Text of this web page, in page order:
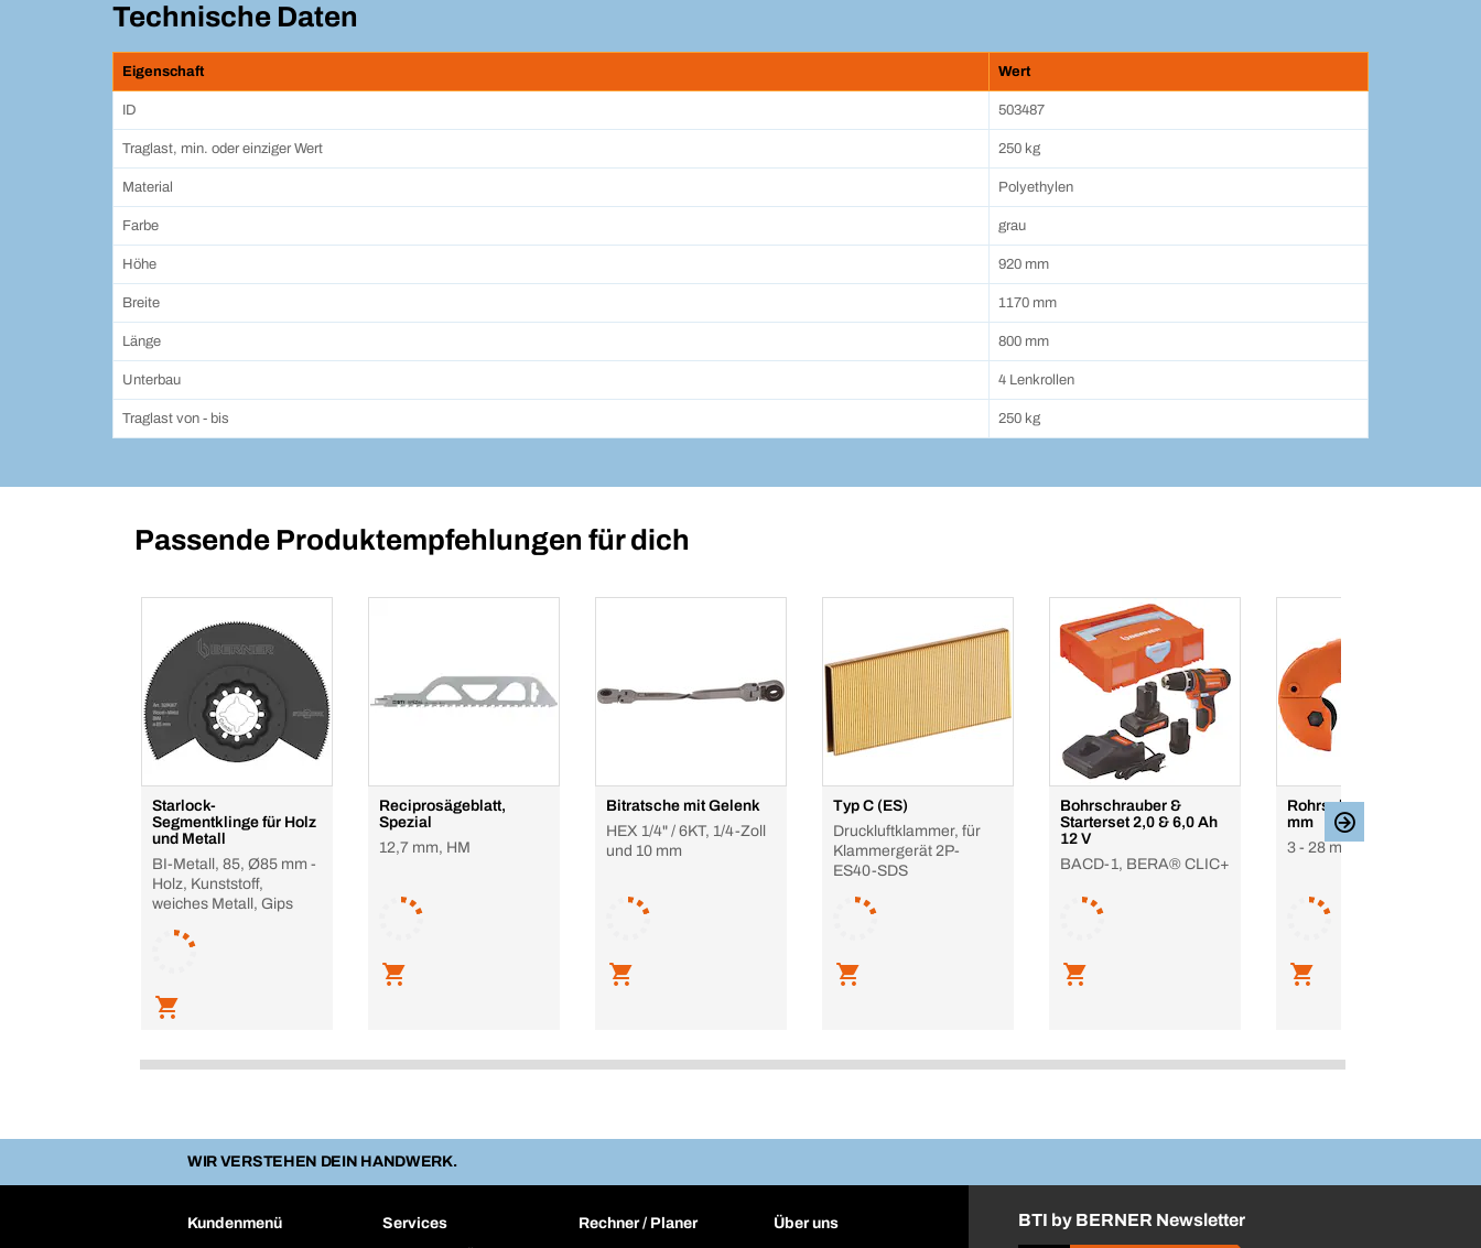
Technische Daten
Eigenschaft Wert
ID 503487
Traglast, min. oder einziger Wert 250 kg
Material Polyethylen
Farbe grau
Höhe 920 mm
Breite 1170 mm
Länge 800 mm
Unterbau 4 Lenkrollen
Traglast von - bis 250 kg
Passende Produktempfehlungen für dich
Starlock-
Segmentklinge für Holz
und Metall
BI-Metall, 85, Ø85 mm -
Holz, Kunststoff,
weiches Metall, Gips
Reciprosägeblatt,
Spezial
12,7 mm, HM
Bitratsche mit Gelenk
HEX 1/4" / 6KT, 1/4-Zoll
und 10 mm
Typ C (ES)
Druckluftklammer, für
Klammergerät 2P-
ES40-SDS
Bohrschrauber &
Starterset 2,0 & 6,0 Ah
12 V
BACD-1, BERA® CLIC+
Rohrschneider 3-28
mm
3 - 28 mm, 1/8 - 1 1/8 "
WIR VERSTEHEN DEIN HANDWERK.
Kundenmenü Services Rechner / Planer Über uns BTI by BERNER Newsletter